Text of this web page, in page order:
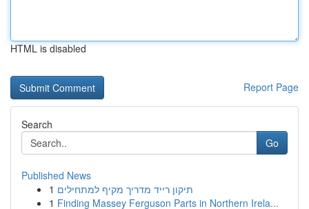
HTML is disabled
Report Page
Search
Go
Published News
1 תיקון רייד מדריך מקיף למתחילים
1 Finding Massey Ferguson Parts in Northern Irela...